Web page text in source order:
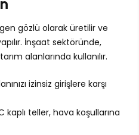
gözlü olarak üretilir ve
İnşaat sektöründe,
alanlarında kullanılır.
izinsiz girişlere karşı
kaplı teller, hava koşullarına